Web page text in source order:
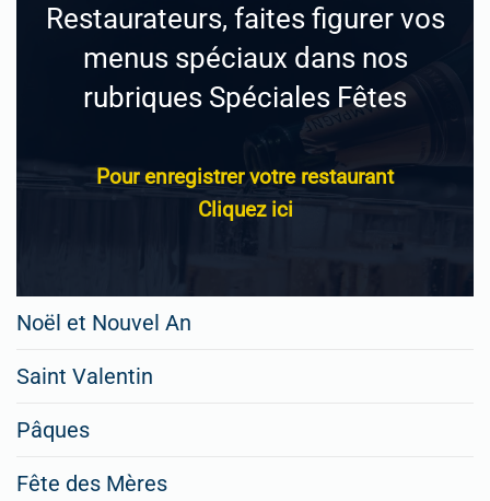
Restaurateurs, faites figurer vos
menus spéciaux dans nos
rubriques Spéciales Fêtes
Pour enregistrer votre restaurant
Cliquez ici
Noël et Nouvel An
Saint Valentin
Pâques
Fête des Mères